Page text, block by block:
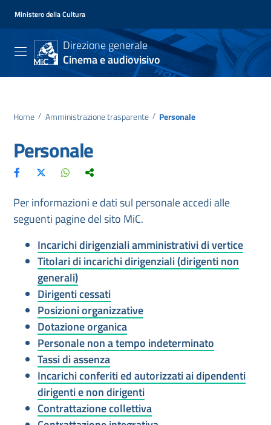
Ministero della Cultura
Direzione generale
Cinema e audiovisivo
Home / Amministrazione trasparente / Personale
Personale
Per informazioni e dati sul personale accedi alle
seguenti pagine del sito MiC.
Incarichi dirigenziali amministrativi di vertice
Titolari di incarichi dirigenziali (dirigenti non
generali)
Dirigenti cessati
Posizioni organizzative
Dotazione organica
Personale non a tempo indeterminato
Tassi di assenza
Incarichi conferiti ed autorizzati ai dipendenti
dirigenti e non dirigenti
Contrattazione collettiva